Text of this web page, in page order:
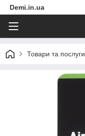
Demi.in.ua
Товари та послуги